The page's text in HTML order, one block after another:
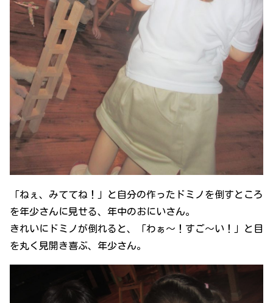
「ねぇ、みててね！」と自分の作ったドミノを倒すところ
を年少さんに見せる、年中のおにいさん。
きれいにドミノが倒れると、「わぁ～！すご～い！」と目
を丸く見開き喜ぶ、年少さん。